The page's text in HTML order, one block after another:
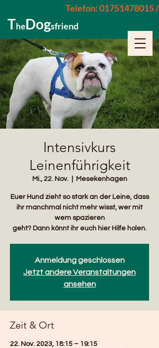
TheDogsfriend
Telefon: 01751478015 /
Intensivkurs
Leinenführigkeit
Mi., 22. Nov.
  |
Mesekenhagen
Euer Hund zieht so stark an der Leine, dass
ihr manchmal nicht mehr wisst, wer mit
wem spazieren
geht? Dann könnt ihr euch hier Hilfe holen.
Anmeldung geschlossen
Jetzt andere Veranstaltungen
ansehen
Zeit & Ort
22. Nov. 2023, 18:15 – 19:15